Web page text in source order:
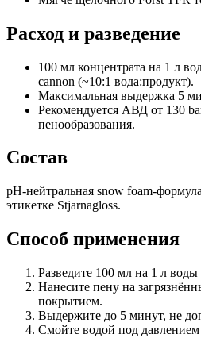
Расход и разведение
100 мл концентрата на 1 л
cannon (~10:1 вода:продукт).
Максимальная выдержка 5
Рекомендуется АВД от 130
пенообразования.
Состав
pH-нейтральная snow foam-
этикетке Stjarnagloss.
Способ применения
Разведите 100 мл на 1 л
Нанесите пену на
покрытием.
Выдержите до 5 минут, не
Смойте водой под